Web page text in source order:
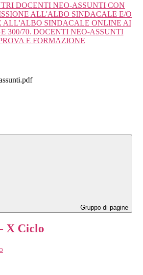
DOCENTI NEO-ASSUNTI CON
ALL'ALBO SINDACALE E/O
ALL'ALBO SINDACALE ONLINE AI
300/70. DOCENTI NEO-ASSUNTI
E FORMAZIONE
Gruppo di pagine
X Ciclo